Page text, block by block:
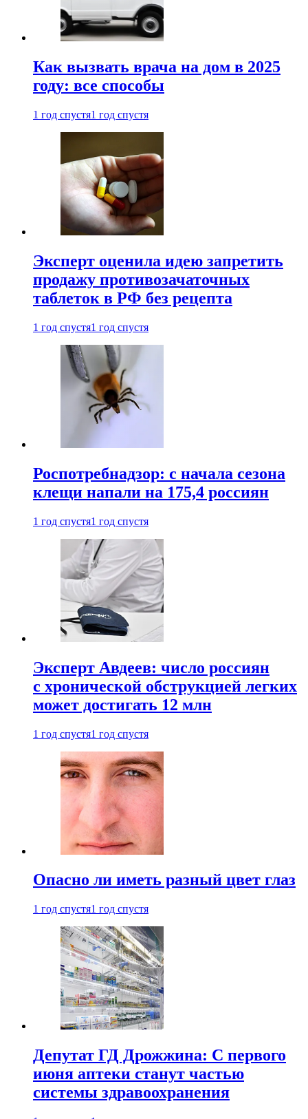
Как вызвать врача на дом в 2025
году: все способы
1 год спустя1 год спустя
Эксперт оценила идею запретить
продажу противозачаточных
таблеток в РФ без рецепта
1 год спустя1 год спустя
Роспотребнадзор: с начала сезона
клещи напали на 175,4 россиян
1 год спустя1 год спустя
Эксперт Авдеев: число россиян
с хронической обструкцией легких
может достигать 12 млн
1 год спустя1 год спустя
Опасно ли иметь разный цвет глаз
1 год спустя1 год спустя
Депутат ГД Дрожжина: С первого
июня аптеки станут частью
системы здравоохранения